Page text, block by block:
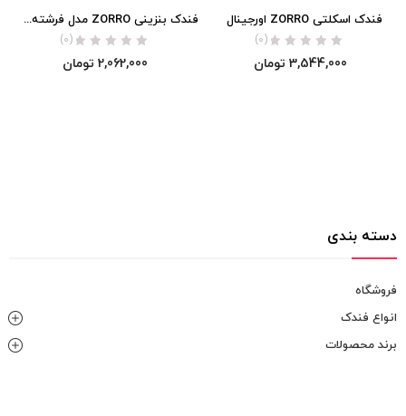
فندک اسکلتی ZORRO اورجینال
(0)
3,544,000 تومان
فندک بنزینی ZORRO مدل فرشته نگهبان اورجینال
(0)
2,062,000 تومان
دسته بندی
فروشگاه
انواع فندک
برند محصولات